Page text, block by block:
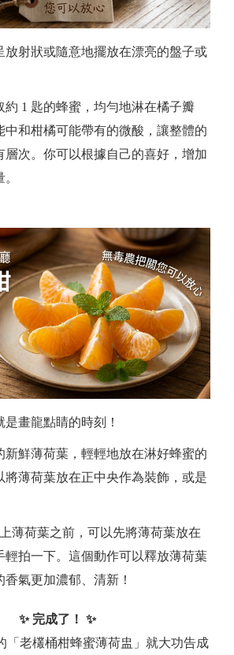
放射狀或隨意地擺放在漂亮的盤子或
約 1 匙的蜂蜜，均勻地淋在橘子瓣
中和柑橘可能帶有的微酸，讓整體的
層次。你可以根據自己的喜好，增加
畫龍點睛的時刻！
新鮮薄荷葉，輕輕地放在淋好蜂蜜的
將薄荷葉放在正中央作為裝飾，或是
薄荷葉之前，可以先將薄荷葉放在
輕拍一下。這個動作可以釋放薄荷葉
氣更加濃郁、清新！
✨ 完成了！ ✨
「老欉桶柑蜂蜜薄荷盅」就大功告成